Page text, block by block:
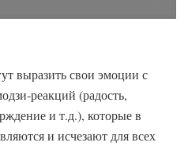
выразить свои эмоции с
реакций (радость,
и т.д.), которые в
и исчезают для всех